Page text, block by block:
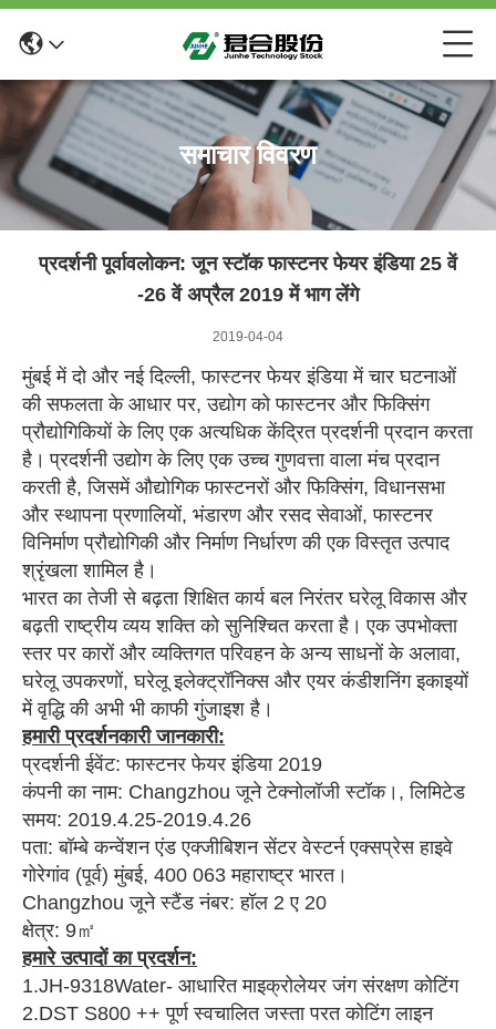
समाचार विवरण
प्रदर्शनी पूर्वावलोकन: जून स्टॉक फास्टनर फेयर इंडिया 25 वें
-26 वें अप्रैल 2019 में भाग लेंगे
2019-04-04
मुंबई में दो और नई दिल्ली, फास्टनर फेयर इंडिया में चार घटनाओं
की सफलता के आधार पर, उद्योग को फास्टनर और फिक्सिंग
प्रौद्योगिकियों के लिए एक अत्यधिक केंद्रित प्रदर्शनी प्रदान करता
है। प्रदर्शनी उद्योग के लिए एक उच्च गुणवत्ता वाला मंच प्रदान
करती है, जिसमें औद्योगिक फास्टनरों और फिक्सिंग, विधानसभा
और स्थापना प्रणालियों, भंडारण और रसद सेवाओं, फास्टनर
विनिर्माण प्रौद्योगिकी और निर्माण निर्धारण की एक विस्तृत उत्पाद
श्रृंखला शामिल है।
भारत का तेजी से बढ़ता शिक्षित कार्य बल निरंतर घरेलू विकास और
बढ़ती राष्ट्रीय व्यय शक्ति को सुनिश्चित करता है। एक उपभोक्ता
स्तर पर कारों और व्यक्तिगत परिवहन के अन्य साधनों के अलावा,
घरेलू उपकरणों, घरेलू इलेक्ट्रॉनिक्स और एयर कंडीशनिंग इकाइयों
में वृद्धि की अभी भी काफी गुंजाइश है।
हमारी प्रदर्शनकारी जानकारी:
प्रदर्शनी ईवेंट: फास्टनर फेयर इंडिया 2019
कंपनी का नाम: Changzhou जूने टेक्नोलॉजी स्टॉक।, लिमिटेड
समय: 2019.4.25-2019.4.26
पता: बॉम्बे कन्वेंशन एंड एक्जीबिशन सेंटर वेस्टर्न एक्सप्रेस हाइवे
गोरेगांव (पूर्व) मुंबई, 400 063 महाराष्ट्र भारत।
Changzhou जूने स्टैंड नंबर: हॉल 2 ए 20
क्षेत्र: 9㎡
हमारे उत्पादों का प्रदर्शन:
1.JH-9318Water- आधारित माइक्रोलेयर जंग संरक्षण कोटिंग
2.DST S800 ++ पूर्ण स्वचालित जस्ता परत कोटिंग लाइन